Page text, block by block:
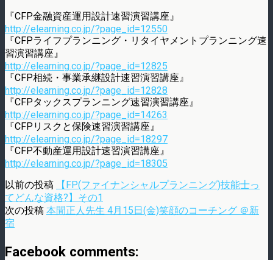
『CFP金融資産運用設計速習演習講座』
http://elearning.co.jp/?page_id=12550
『CFPライフプランニング・リタイヤメントプランニング速
習演習講座』
http://elearning.co.jp/?page_id=12825
『CFP相続・事業承継設計速習演習講座』
http://elearning.co.jp/?page_id=12828
『CFPタックスプランニング速習演習講座』
http://elearning.co.jp/?page_id=14263
『CFPリスクと保険速習演習講座』
http://elearning.co.jp/?page_id=18297
『CFP不動産運用設計速習演習講座』
http://elearning.co.jp/?page_id=18305
以前の投稿
【FP(ファイナンシャルプランニング)技能士っ
てどんな資格?】その1
次の投稿 本間正人先生 4月15日(金)笑顔のコーチング ＠新
宿
Facebook comments: